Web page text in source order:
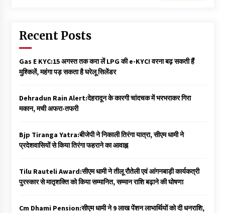
Recent Posts
Gas E KYC:15 अगस्त तक करा लें LPG की e-KYC! वरना बढ़ सकती हैं
मुश्किलें, महंगा पड़ सकता है घरेलू सिलेंडर
Dehradun Rain Alert:देहरादून के कारगी चांदचक में भरभराकर गिरा
मकान, मची अफरा-तफरी
Bjp Tiranga Yatra:बीजेपी ने निकाली तिरंगा यात्रा, सीएम धामी ने
प्रदेशवासियों से किया तिरंगा फहराने का आवाह्न
Tilu Rauteli Award:सीएम धामी ने तीलू रौतेली एवं आंगनबाड़ी कार्यकत्री
पुरस्कार से मातृशक्ति को किया सम्मानित, सम्मान राशि बढ़ाने की घोषणा
Cm Dhami Pension:सीएम धामी ने 9 लाख पेंशन लाभार्थियों को दी धनराशि, ₹